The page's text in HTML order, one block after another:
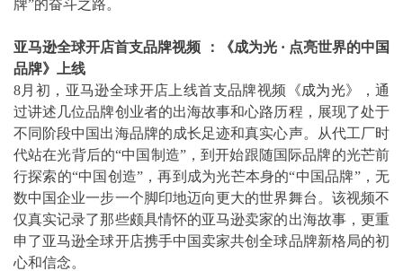
牌”的奋斗之路。
亚马逊全球开店首支品牌视频 ：《成为光 · 点亮世界的中国
品牌》上线
8月初，亚马逊全球开店上线首支品牌视频 《成为光》
，通
过讲述几位品牌创业者的出海故事和心路历程，展现了处于
不同阶段中国出海品牌的成长足迹和真实心声。从代工厂时
代站在光背后的“中国制造”，到开始跟随国际品牌的光芒前
行探索的“中国创造”，再到成为光芒本身的“中国品牌”，无
数中国企业一步一个脚印地迈向更大的世界舞台。该视频不
仅真实记录了那些颇具情怀的亚马逊卖家的出海故事，更重
申了亚马逊全球开店携手中国卖家共创全球品牌新格局的初
心和信念。